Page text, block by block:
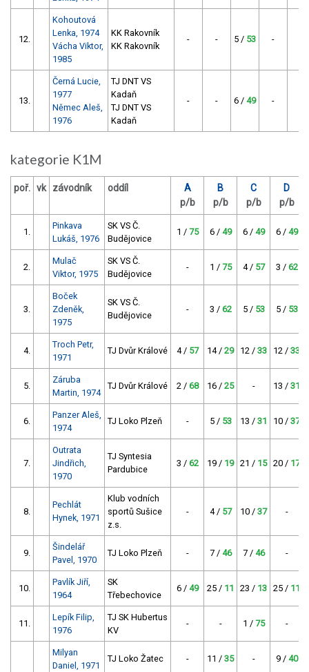
12.
Kohoutová
Lenka, 1974
Vácha Viktor,
1985
KK Rakovník
KK Rakovník
- - 5 / 53 -
13.
Černá Lucie,
1977
Němec Aleš,
1976
TJ DNT VS
Kadaň
TJ DNT VS
Kadaň
- - 6 / 49 -
kategorie K1M
poř. vk závodník oddíl
A
p/b
B
p/b
C
p/b
D
p/b
1.
Pinkava
Lukáš, 1976
SK VS Č.
Budějovice
1 / 75 6 / 49 6 / 49 6 / 49
2.
Mulač
Viktor, 1975
SK VS Č.
Budějovice
- 1 / 75 4 / 57 3 / 62
3.
Boček
Zdeněk,
1975
SK VS Č.
Budějovice
- 3 / 62 5 / 53 5 / 53
4.
Troch Petr,
1971
TJ Dvůr Králové 4 / 57 14 / 29 12 / 33 12 / 33
5.
Záruba
Martin, 1974
TJ Dvůr Králové 2 / 68 16 / 25 - 13 / 31
6.
Panzer Aleš,
1974
TJ Loko Plzeň - 5 / 53 13 / 31 10 / 37
7.
Outrata
Jindřich,
1970
TJ Syntesia
Pardubice
3 / 62 19 / 19 21 / 15 20 / 17
8.
Pechlát
Hynek, 1971
Klub vodních
sportů Sušice
z.s.
- 4 / 57 10 / 37 -
9.
Šindelář
Pavel, 1970
TJ Loko Plzeň - 7 / 46 7 / 46 -
10.
Pavlík Jiří,
1964
SK
Třebechovice
6 / 49 25 / 11 23 / 13 25 / 11
11.
Lepík Filip,
1976
TJ SK Hubertus
KV
- - 1 / 75 -
Milyan
Daniel, 1971
TJ Loko Žatec - 11 / 35 - 9 / 40